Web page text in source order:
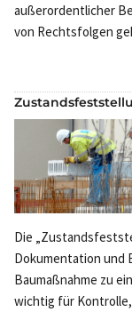
außerordentlicher
von Rechtsfolgen
Die
Dokumentation und
Baumaßnahme zu
wichtig für Kontrolle,